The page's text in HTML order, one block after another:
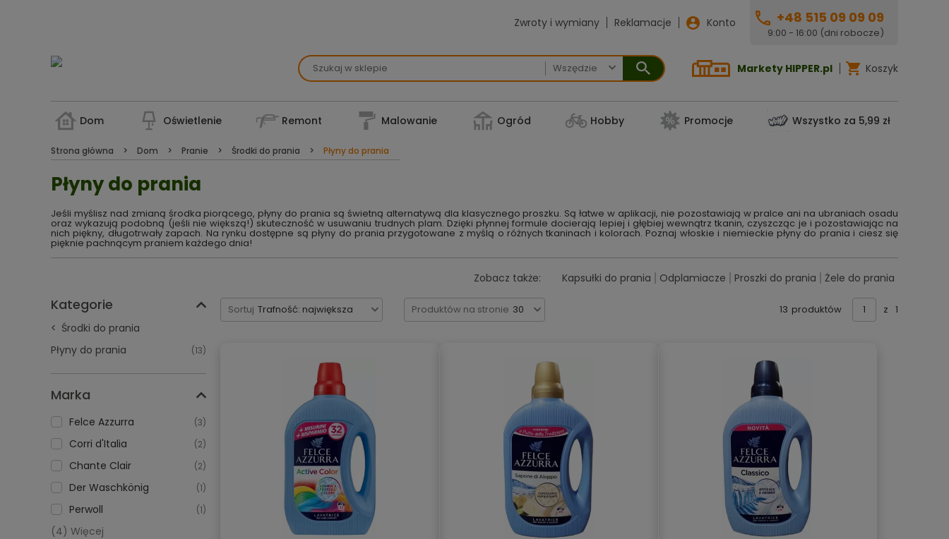
Zwroty i wymiany Reklamacje Konto +48 515 09 09 09
9:00 - 16:00 (dni robocze)
 Markety HIPPER.pl Koszyk
Dom Oświetlenie Remont Malowanie Ogród Hobby Promocje Wszystko za 5,99 zł
Strona główna Dom Pranie Środki do prania Płyny do prania
Płyny do prania
Jeśli myślisz nad zmianą środka piorącego, płyny do prania są świetną alternatywą dla klasycznego proszku. Są łatwe w aplikacji, nie pozostawiają w pralce ani na ubraniach osadu
oraz wykazują podobną (jeśli nie większą!) skuteczność w usuwaniu trudnych plam. Dzięki płynnej formule docierają lepiej i głębiej wewnątrz tkanin, czyszcząc je i pozostawiając na
nich piękny, długotrwały zapach. Na rynku dostępne są płyny do prania przygotowane z myślą o różnych tkaninach i kolorach. Poznaj włoskie i niemieckie płyny do prania i ciesz się
pięknie pachnącym praniem każdego dnia!
Zobacz także: Kapsułki do prania Odplamiacze Proszki do prania Żele do prania
Kategorie
Środki do prania
Płyny do prania
(13)
Marka
Felce Azzurra (3)
Corri d'Italia (2)
Chante Clair (2)
Der Waschkönig (1)
Perwoll (1)
(4) Więcej
Sortuj Trafność: największa Produktów na stronie 30 13 produktów z 1